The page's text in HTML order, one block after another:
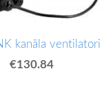
kanāla ventilatori
€130.84